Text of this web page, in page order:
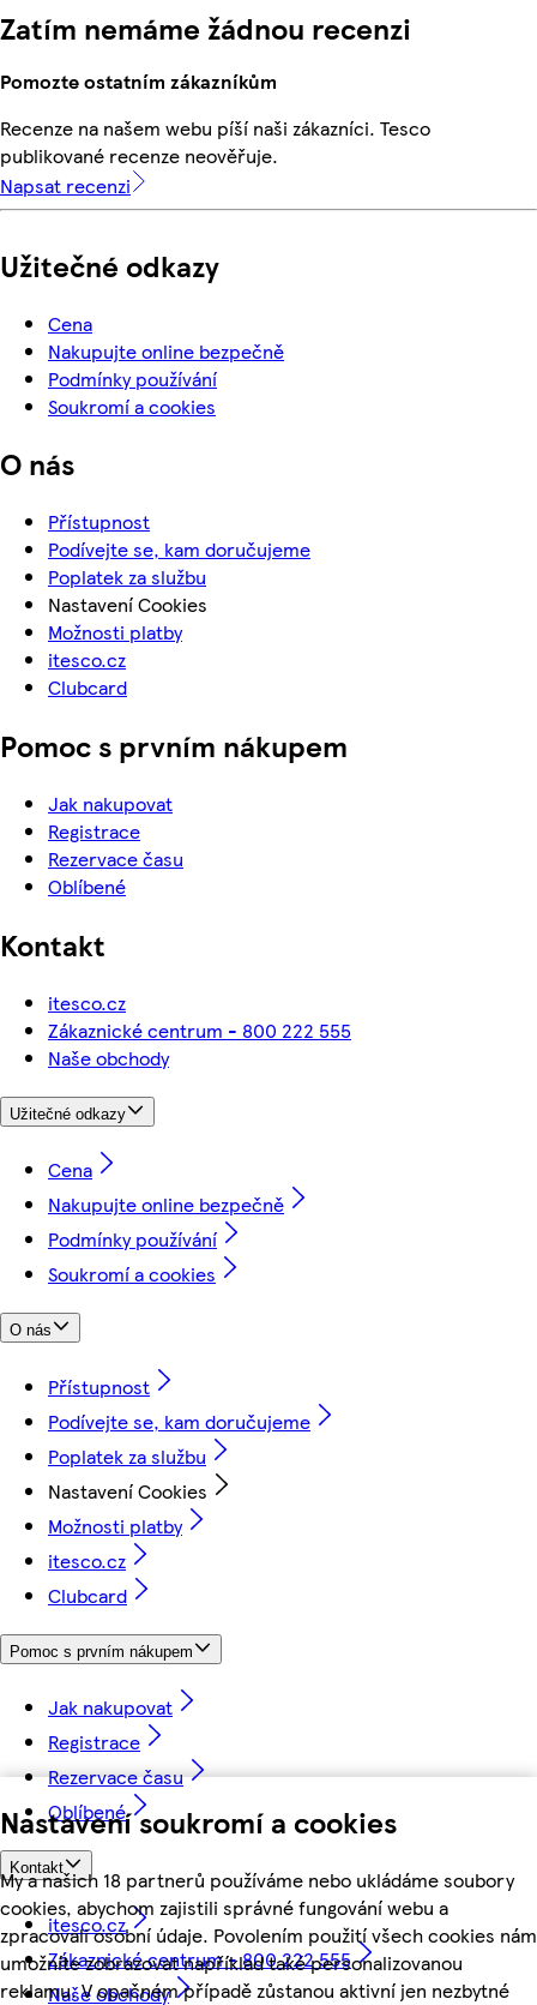
Nastavení soukromí a cookies
My a našich 18 partnerů používáme nebo ukládáme soubory
cookies, abychom zajistili správné fungování webu a
zpracovali osobní údaje. Povolením použití všech cookies nám
umožníte zobrazovat například také personalizovanou
reklamu. V opačném případě zůstanou aktivní jen nezbytné
Zatím nemáme žádnou recenzi
Pomozte ostatním zákazníkům
Recenze na našem webu píší naši zákazníci. Tesco
publikované recenze neověřuje.
Napsat recenzi
Užitečné odkazy
Cena
Nakupujte online bezpečně
Podmínky používání
Soukromí a cookies
O nás
Přístupnost
Podívejte se, kam doručujeme
Poplatek za službu
Nastavení Cookies
Možnosti platby
itesco.cz
Clubcard
Pomoc s prvním nákupem
Jak nakupovat
Registrace
Rezervace času
Oblíbené
Kontakt
itesco.cz
Zákaznické centrum - 800 222 555
Naše obchody
Užitečné odkazy
Cena
Nakupujte online bezpečně
Podmínky používání
Soukromí a cookies
O nás
Přístupnost
Podívejte se, kam doručujeme
Poplatek za službu
Nastavení Cookies
Možnosti platby
itesco.cz
Clubcard
Pomoc s prvním nákupem
Jak nakupovat
Registrace
Rezervace času
Oblíbené
Kontakt
itesco.cz
Zákaznické centrum - 800 222 555
Naše obchody